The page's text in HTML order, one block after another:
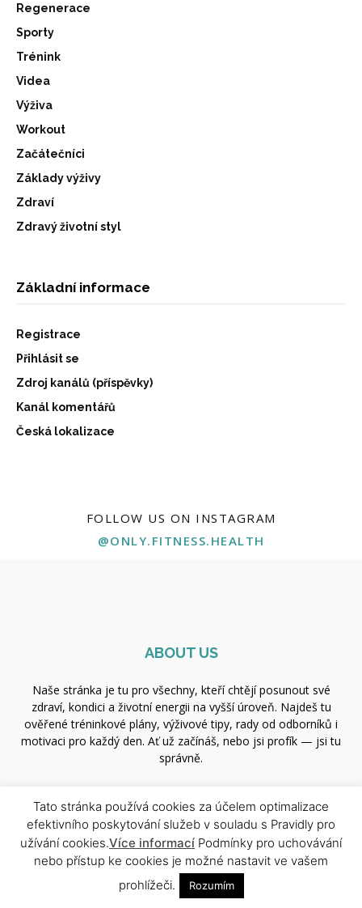
Regenerace
Sporty
Trénink
Videa
Výživa
Workout
Začátečníci
Základy výživy
Zdraví
Zdravý životní styl
Základní informace
Registrace
Přihlásit se
Zdroj kanálů (příspěvky)
Kanál komentářů
Česká lokalizace
FOLLOW US ON INSTAGRAM
@ONLY.FITNESS.HEALTH
ABOUT US
Naše stránka je tu pro všechny, kteří chtějí posunout své
zdraví, kondici a životní energii na vyšší úroveň. Najdeš tu
ověřené tréninkové plány, výživové tipy, rady od odborníků i
motivaci pro každý den. Ať už začínáš, nebo jsi profík — jsi tu
správně.
FOLLOW US
Tato stránka používá cookies za účelem optimalizace
efektivního poskytování služeb v souladu s Pravidly pro
užívání cookies.Více informací Podmínky pro uchovávání
nebo přístup ke cookies je možné nastavit ve vašem
prohlížeči.
Rozumím